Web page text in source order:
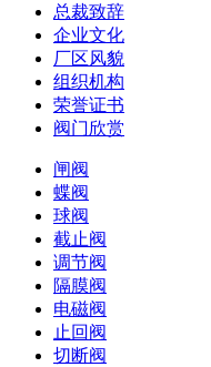
总裁致辞
企业文化
厂区风貌
组织机构
荣誉证书
阀门欣赏
闸阀
蝶阀
球阀
截止阀
调节阀
隔膜阀
电磁阀
止回阀
切断阀